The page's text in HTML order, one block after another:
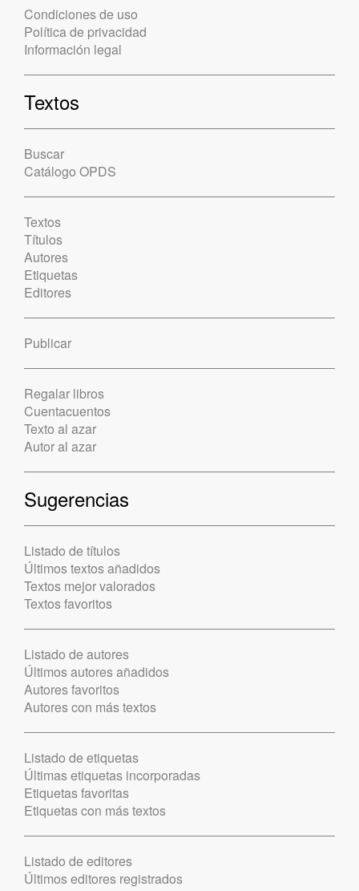
Condiciones de uso
Política de privacidad
Información legal
Textos
Buscar
Catálogo OPDS
Textos
Títulos
Autores
Etiquetas
Editores
Publicar
Regalar libros
Cuentacuentos
Texto al azar
Autor al azar
Sugerencias
Listado de títulos
Últimos textos añadidos
Textos mejor valorados
Textos favoritos
Listado de autores
Últimos autores añadidos
Autores favoritos
Autores con más textos
Listado de etiquetas
Últimas etiquetas incorporadas
Etiquetas favoritas
Etiquetas con más textos
Listado de editores
Últimos editores registrados